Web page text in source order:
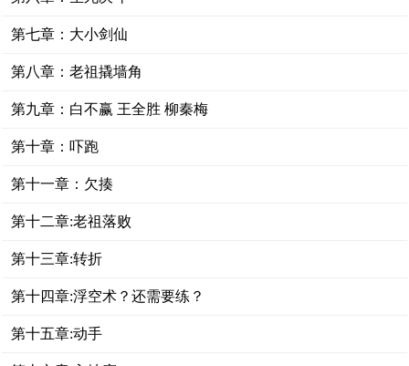
第七章：大小剑仙
第八章：老祖撬墙角
第九章：白不赢 王全胜 柳秦梅
第十章：吓跑
第十一章：欠揍
第十二章:老祖落败
第十三章:转折
第十四章:浮空术？还需要练？
第十五章:动手